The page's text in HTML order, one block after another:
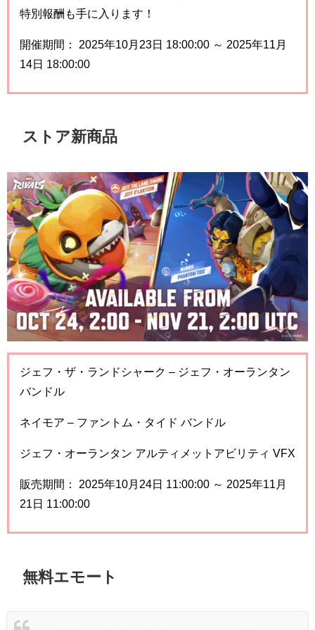
特別報酬も手に入ります！
開催期間： 2025年10月23日 18:00:00 ～ 2025年11月
14日 18:00:00
ストア新商品
ジェフ・ザ・ランドシャーク – ジェフ・オーランタン
バンドル
ネイモア – ファントム・タイド バンドル
ジェフ・オーランタン アルティメットアビリティ VFX
販売期間： 2025年10月24日 11:00:00 ～ 2025年11月
21日 11:00:00
無料エモート